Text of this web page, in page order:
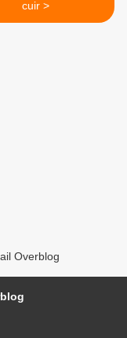
cuir >
Overblog